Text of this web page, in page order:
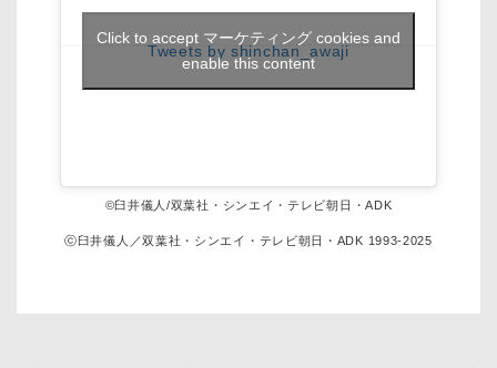
Tweets by shinchan_awaji
Click to accept マーケティング cookies and
enable this content
©臼井儀人/双葉社・シンエイ・テレビ朝日・ADK
ⓒ臼井儀人／双葉社・シンエイ・テレビ朝日・ADK 1993-2025